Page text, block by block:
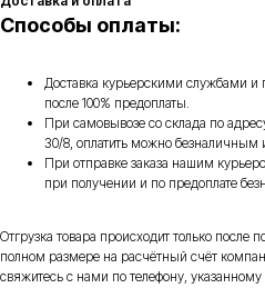
Способы оплаты:
Доставка курьерскими службами и
после 100% предоплаты.
При самовывозе со склада по
30/8, оплатить можно
При отправке заказа нашим
при получении и по предоплате
Отгрузка товара происходит только после
полном размере на расчётный счёт
свяжитесь с нами по телефону, указанному